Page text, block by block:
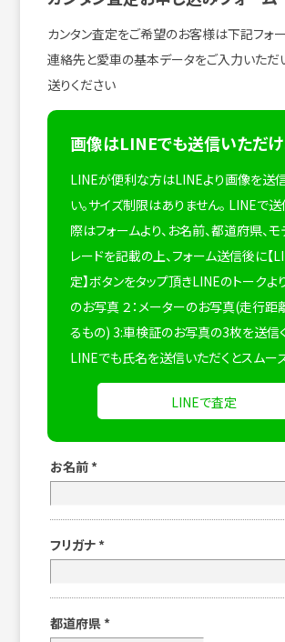
カンタン査定をご希望のお客様は下記フォ
連絡先と愛車の基本データをご入力いただ
送りください
画像はLINEでも送信いただけ
LINEが便利な方はLINEより画像を送
い。サイズ制限はありません。 LINEで送
際はフォームより、お名前、都道府県、モ
レードを記載の上、フォーム送信後に【
定】ボタンをタップ頂きLINEのトークよ
のお写真 ２：メーターのお写真(走行距
るもの) 3:車検証のお写真の3枚を送信
LINEでも氏名を送信いただくとスムーズ
LINEで査定
お名前 *
フリガナ *
都道府県 *